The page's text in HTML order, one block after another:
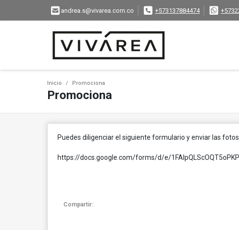
andrea.s@vivarea.com.co +573137884474
Inicio Promociona
Promociona
Puedes diligenciar el siguiente formulario y enviar las
https://docs.google.com/forms/d/e/
Compartir: